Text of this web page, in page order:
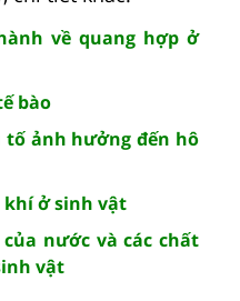
về quang hợp ở
bào
tố ảnh hưởng đến hô
khí ở sinh vật
của nước và các chất
vật